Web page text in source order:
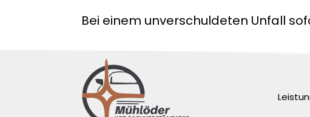
Bei einem unverschuldeten Unfall